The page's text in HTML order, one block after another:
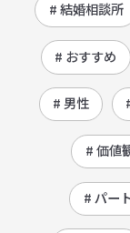
# 結婚相談所
# おすすめ
# 男性
# 価値
# パー